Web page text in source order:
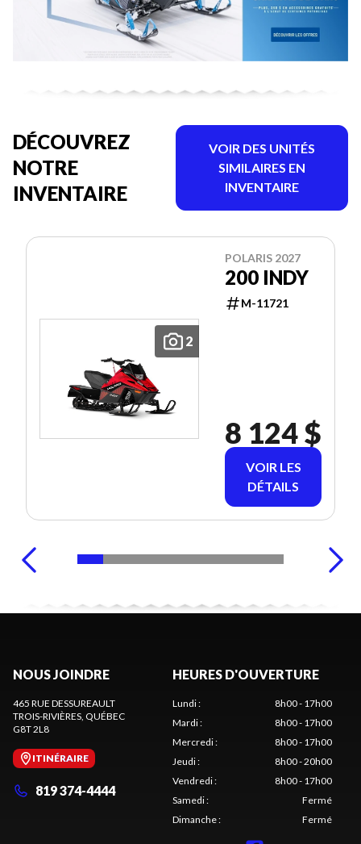
DÉCOUVREZ
NOTRE
INVENTAIRE
VOIR DES UNITÉS
SIMILAIRES EN
INVENTAIRE
2
POLARIS 2027
200 INDY
M-11721
8 124 $
VOIR LES
DÉTAILS
NOUS JOINDRE
465 RUE DESSUREAULT
TROIS-RIVIÈRES, QUÉBEC
G8T 2L8
ITINÉRAIRE
819 374-4444
HEURES D'OUVERTURE
Lundi:
8h00 - 17h00
Mardi:
8h00 - 17h00
Mercredi:
8h00 - 17h00
Jeudi:
8h00 - 20h00
Vendredi:
8h00 - 17h00
Samedi:
Fermé
Dimanche: Fermé